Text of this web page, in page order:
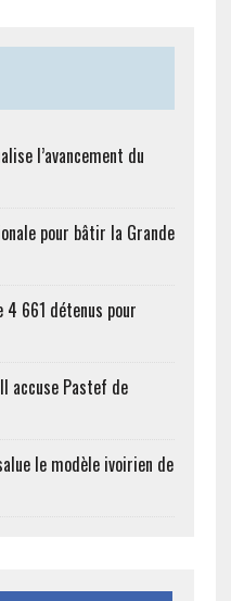
l’avancement du
pour bâtir la Grande
4 661 détenus pour
accuse Pastef de
le modèle ivoirien de